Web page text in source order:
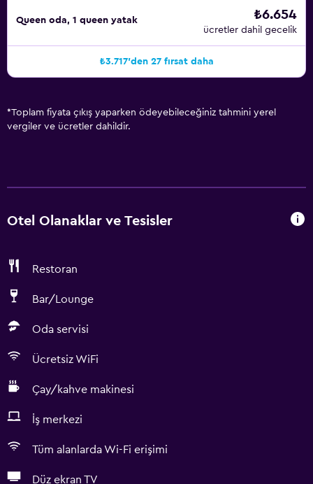
Queen oda, 1 queen yatak ₺6.654
ücretler dahil gecelik
₺3.717'den 27 fırsat daha
*Toplam fiyata çıkış yaparken ödeyebileceğiniz tahmini yerel
vergiler ve ücretler dahildir.
Otel Olanaklar ve Tesisler
Restoran
Bar/Lounge
Oda servisi
Ücretsiz WiFi
Çay/kahve makinesi
İş merkezi
Tüm alanlarda Wi-Fi erişimi
Düz ekran TV